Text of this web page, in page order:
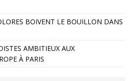
BOIVENT LE BOUILLON DANS
AMBITIEUX AUX
À PARIS